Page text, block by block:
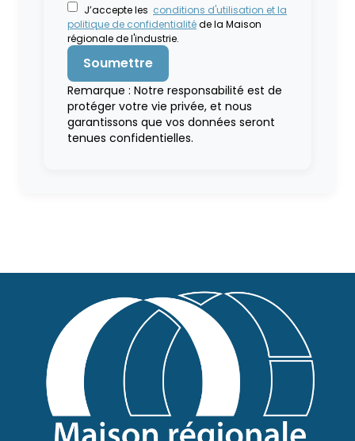
J’accepte les conditions d'utilisation et la
politique de confidentialitéde la Maison
régionale de l'industrie.
Remarque : Notre responsabilité est de
protéger votre vie privée, et nous
garantissons que vos données seront
tenues confidentielles.